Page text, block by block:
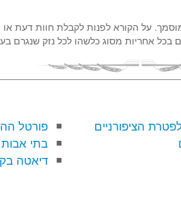
על הקורא לפנות לקבלת חוות דעת או
בכל אחריות מסוג כלשהו לכל נזק שנגרם
הציפורניים
פורטל
בתי אבות
דיאטה